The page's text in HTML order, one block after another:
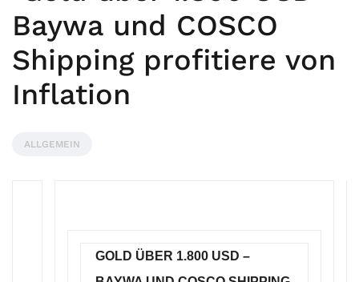
Baywa und COSCO
Shipping profitiere von
Inflation
ALLGEMEIN
GOLD ÜBER 1.800 USD –